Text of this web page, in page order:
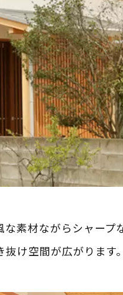
素材ながらシャープ
け空間が広がります。